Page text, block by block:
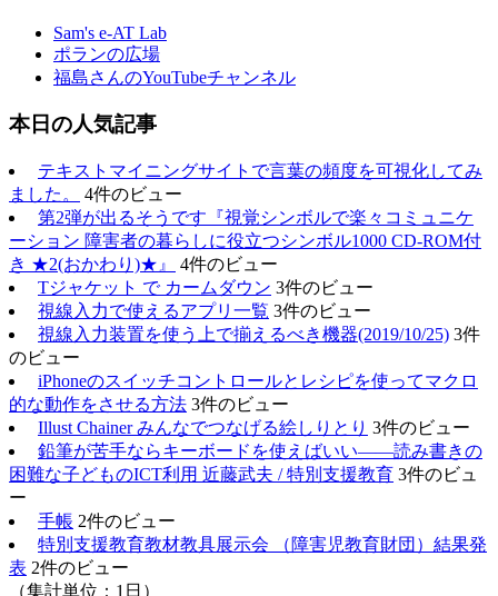
Sam's e-AT Lab
ポランの広場
福島さんのYouTubeチャンネル
本日の人気記事
テキストマイニングサイトで言葉の頻度を可視化してみ
ました。
4件のビュー
第2弾が出るそうです『視覚シンボルで楽々コミュニケ
ーション 障害者の暮らしに役立つシンボル1000 CD-ROM付
き ★2(おかわり)★』
4件のビュー
Tジャケット で カームダウン 3件のビュー
視線入力で使えるアプリ一覧 3件のビュー
視線入力装置を使う上で揃えるべき機器(2019/10/25) 3件
のビュー
iPhoneのスイッチコントロールとレシピを使ってマクロ
的な動作をさせる方法 3件のビュー
Illust Chainer みんなでつなげる絵しりとり 3件のビュー
鉛筆が苦手ならキーボードを使えばいい――読み書きの
困難な子どものICT利用 近藤武夫 / 特別支援教育 3件のビュ
ー
手帳 2件のビュー
特別支援教育教材教具展示会 （障害児教育財団）結果発
表 2件のビュー
（集計単位：1日）